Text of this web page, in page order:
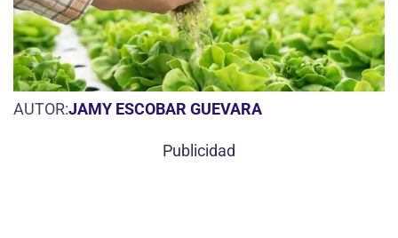
AUTOR:JAMY ESCOBAR GUEVARA
Publicidad